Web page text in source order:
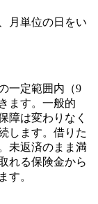
月単位の日をい
一定範囲内（9
ます。一般的
障は変わりなく
します。借りた
未返済のまま満
れる保険金から
す。